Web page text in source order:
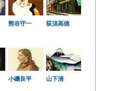
熊谷守一 荻須高徳
小磯良平 山下清